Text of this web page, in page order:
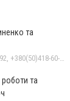
та
роботи та